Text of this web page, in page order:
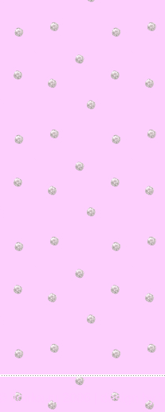
© ilonka.ru 2006 | design by V